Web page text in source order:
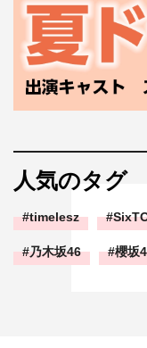
人気のタグ
timelesz
乃木坂46 櫻坂